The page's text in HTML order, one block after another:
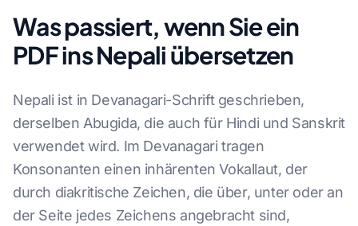
Was passiert, wenn Sie ein
PDF ins Nepali übersetzen
Nepali ist in Devanagari-Schrift geschrieben,
derselben Abugida, die auch für Hindi und Sanskrit
verwendet wird. Im Devanagari tragen
Konsonanten einen inhärenten Vokallaut, der
durch diakritische Zeichen, die über, unter oder an
der Seite jedes Zeichens angebracht sind,